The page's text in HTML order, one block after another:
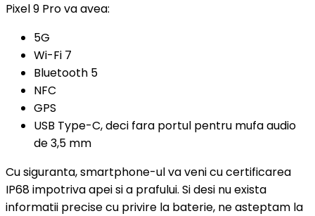
Pixel 9 Pro va avea:
5G
Wi-Fi 7
Bluetooth 5
NFC
GPS
USB Type-C, deci fara portul pentru mufa audio
de 3,5 mm
Cu siguranta, smartphone-ul va veni cu certificarea
IP68 impotriva apei si a prafului. Si desi nu exista
informatii precise cu privire la baterie, ne asteptam la